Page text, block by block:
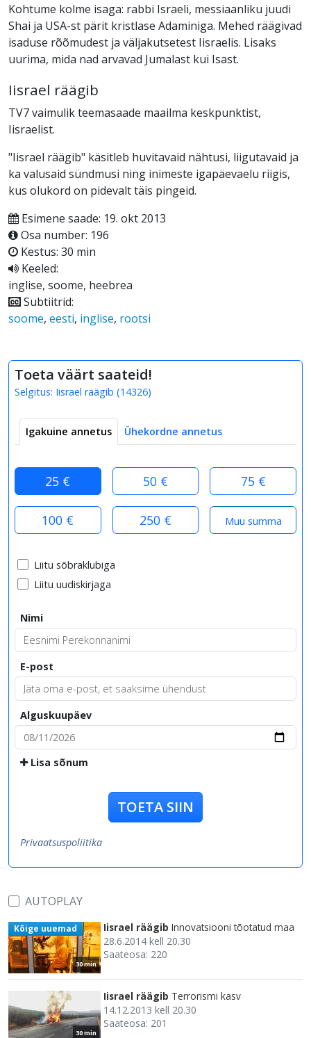
Kohtume kolme isaga: rabbi Israeli, messiaanliku juudi
Shai ja USA-st pärit kristlase Adaminiga. Mehed räägivad
isaduse rõõmudest ja väljakutsetest Iisraelis. Lisaks
uurima, mida nad arvavad Jumalast kui Isast.
Iisrael räägib
TV7 vaimulik teemasaade maailma keskpunktist,
Iisraelist.
"Iisrael räägib" käsitleb huvitavaid nähtusi, liigutavaid ja
ka valusaid sündmusi ning inimeste igapäevaelu riigis,
kus olukord on pidevalt täis pingeid.
Esimene saade: 19. okt 2013
Osa number: 196
Kestus: 30 min
Keeled:
inglise, soome, heebrea
Subtiitrid:
soome, eesti, inglise, rootsi
Toeta väärt saateid!
Selgitus: Iisrael räägib (14326)
Igakuine annetus Ühekordne annetus
25 € 50 € 75 €
100 € 250 €
Liitu sõbraklubiga
Liitu uudiskirjaga
Nimi
E-post
Alguskuupäev
Lisa sõnum
TOETA SIIN
Privaatsuspoliitika
AUTOPLAY
30 min
Kõige uuemad Iisrael räägib Innovatsiooni tõotatud maa
28.6.2014 kell 20.30
Saateosa: 220
30 min
Iisrael räägib Terrorismi kasv
14.12.2013 kell 20.30
Saateosa: 201